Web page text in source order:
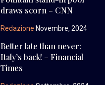
draws scorn – CNN
Redazione Novembre, 2024
Better late than never:
Italy’s back! – Financial
Times